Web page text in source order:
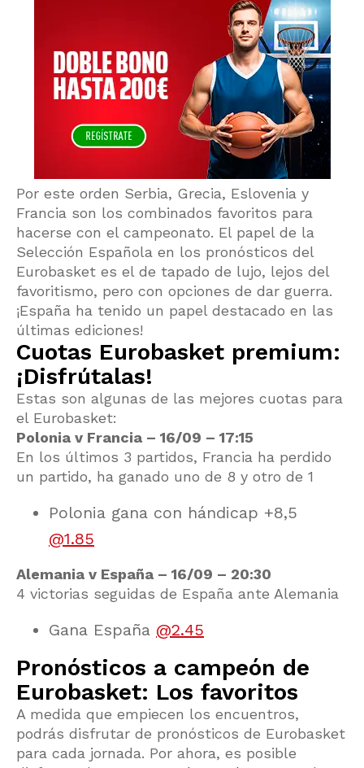
Por este orden Serbia, Grecia, Eslovenia y
Francia son los combinados favoritos para
hacerse con el campeonato. El papel de la
Selección Española en los pronósticos del
Eurobasket es el de tapado de lujo, lejos del
favoritismo, pero con opciones de dar guerra.
¡España ha tenido un papel destacado en las
últimas ediciones!
Cuotas Eurobasket premium:
¡Disfrútalas!
Estas son algunas de las mejores cuotas para
el Eurobasket:
Polonia v Francia – 16/09 – 17:15
En los últimos 3 partidos, Francia ha perdido
un partido, ha ganado uno de 8 y otro de 1
Polonia gana con hándicap +8,5
@1.85
Alemania v España – 16/09 – 20:30
4 victorias seguidas de España ante Alemania
Gana España @2.45
Pronósticos a campeón de
Eurobasket: Los favoritos
A medida que empiecen los encuentros,
podrás disfrutar de pronósticos de Eurobasket
para cada jornada. Por ahora, es posible